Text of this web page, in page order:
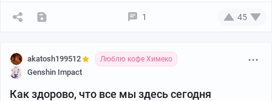
1 45
akatosh199512 Люблю кофе Химеко
Genshin Impact
Как здорово, что все мы здесь сегодня